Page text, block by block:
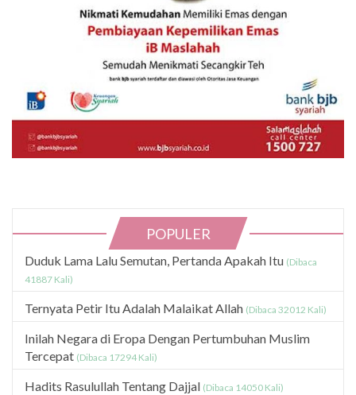
POPULER
Duduk Lama Lalu Semutan, Pertanda Apakah Itu (Dibaca
41887 Kali)
Ternyata Petir Itu Adalah Malaikat Allah (Dibaca 32012 Kali)
Inilah Negara di Eropa Dengan Pertumbuhan Muslim
Tercepat (Dibaca 17294 Kali)
Hadits Rasulullah Tentang Dajjal (Dibaca 14050 Kali)